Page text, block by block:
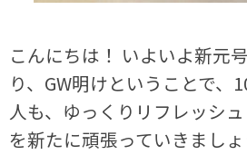
こんにちは！ いよいよ新元
り、GW明けということで、
人も、ゆっくりリフレッシ
を新たに頑張っていきましょ